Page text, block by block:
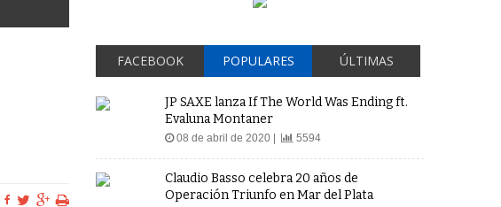
FACEBOOK POPULARES ÚLTIMAS
JP SAXE lanza If The World Was Ending ft.
Evaluna Montaner
08 de abril de 2020 | 5594
Claudio Basso celebra 20 años de
Operación Triunfo en Mar del Plata